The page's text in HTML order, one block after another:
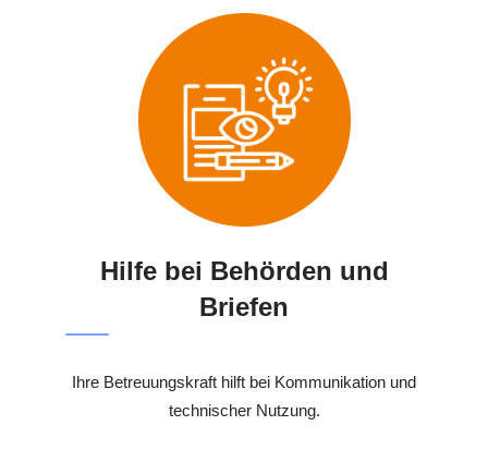
Hilfe bei Behörden und
Briefen
Ihre Betreuungskraft hilft bei Kommunikation und
technischer Nutzung.